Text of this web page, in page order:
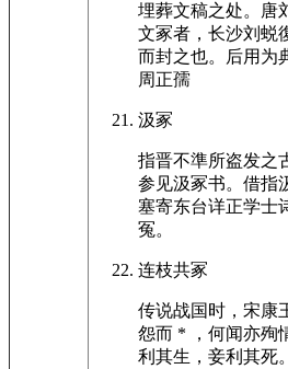
埋葬文稿之处。唐
文冢者，长沙刘蜕
而封之也。后用为
周正孺
汲冢
指晋不準所盗发之
参见汲冢书。借指
塞寄东台详正学士
冤。
连枝共冢
传说战国时，宋康
怨而 * ，何闻亦殉
利其生，妾利其死